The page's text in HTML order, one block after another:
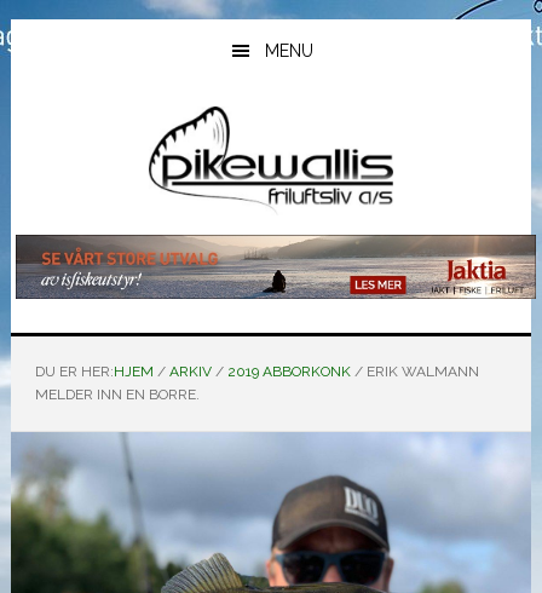
Hopp
til
Hopp
til
Hopp
til
MENU
DU ER HER:HJEM / ARKIV / 2019 ABBORKONK /ERIK WALMANN
MELDER INN EN BORRE.